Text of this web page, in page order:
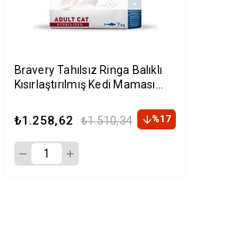
Bravery Tahılsız Ringa Balıklı
Kısırlaştırılmış Kedi Maması
₺1.258,62 ₺1.510,34 %17